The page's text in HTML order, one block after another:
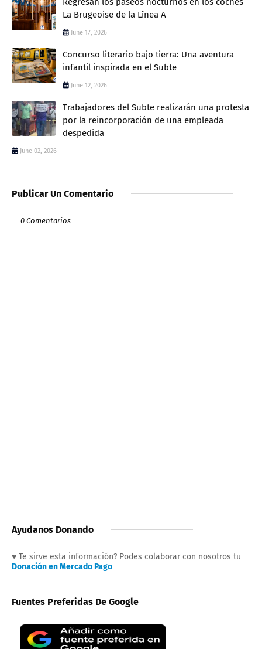
La Brugeoise de la Línea A
June 17, 2026
Concurso literario bajo tierra: Una aventura
infantil inspirada en el Subte
June 12, 2026
Trabajadores del Subte realizarán una protesta
por la reincorporación de una empleada
despedida
June 02, 2026
Publicar Un Comentario
0 Comentarios
Ayudanos Donando
♥ Te sirve esta información? Podes colaborar con nosotros tu
Donación en Mercado Pago
Fuentes Preferidas De Google